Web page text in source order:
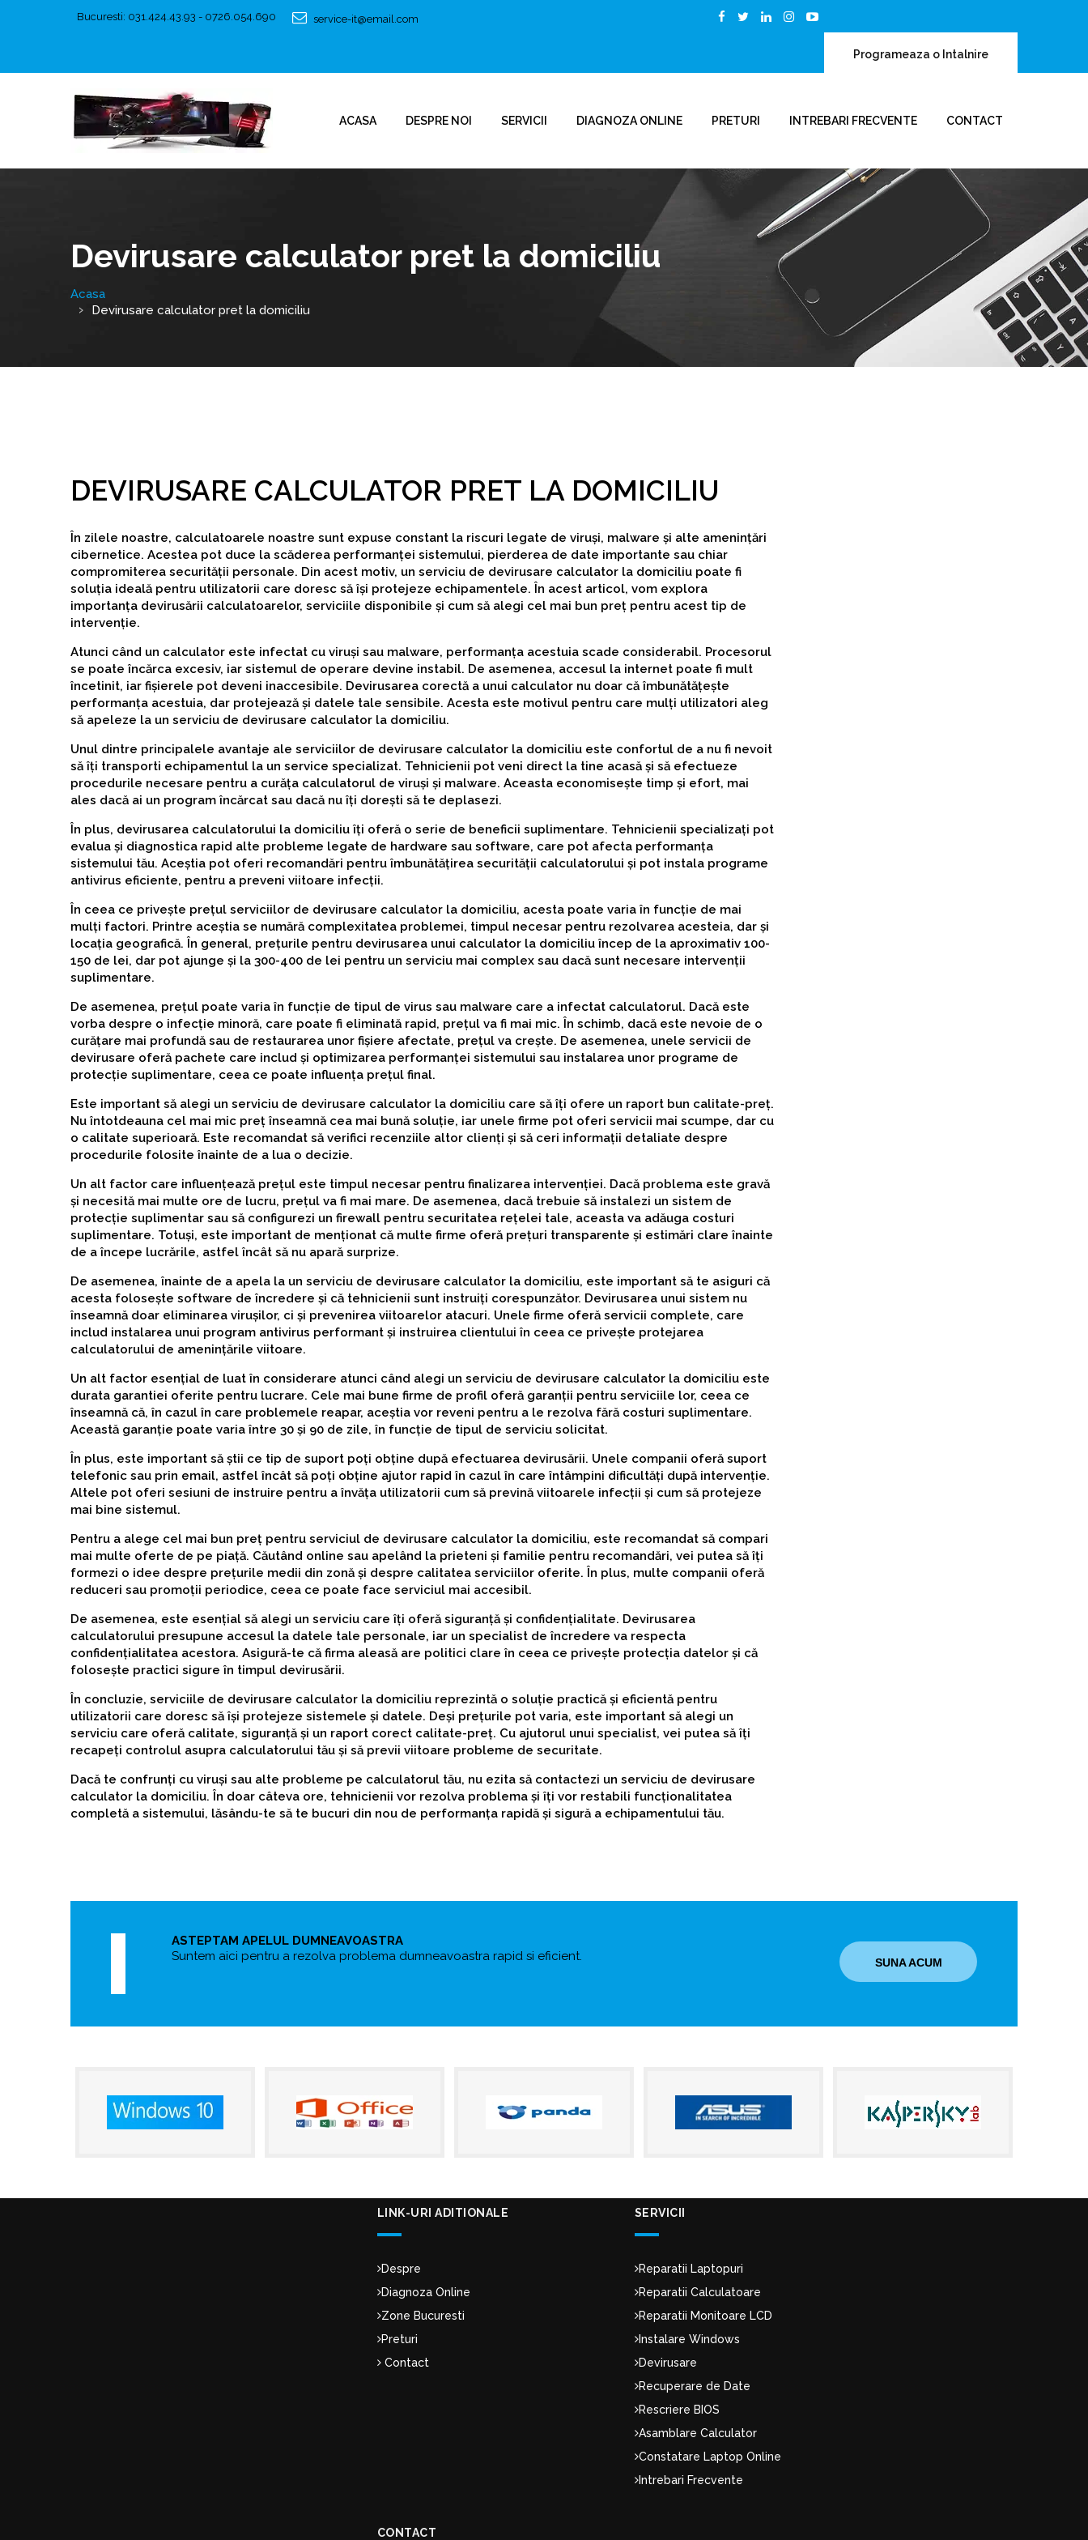
Bucuresti: 031.424.43.93 - 0726.054.690 service-it@email.com
Programeaza o Intalnire
ACASA DESPRE NOI SERVICII DIAGNOZA ONLINE PRETURI INTREBARI FRECVENTE CONTACT
Devirusare calculator pret la domiciliu
Acasa
Devirusare calculator pret la domiciliu
DEVIRUSARE CALCULATOR PRET LA DOMICILIU
În zilele noastre, calculatoarele noastre sunt expuse constant la riscuri legate de viruși, malware și alte amenințări
cibernetice. Acestea pot duce la scăderea performanței sistemului, pierderea de date importante sau chiar
compromiterea securității personale. Din acest motiv, un serviciu de devirusare calculator la domiciliu poate fi
soluția ideală pentru utilizatorii care doresc să își protejeze echipamentele. În acest articol, vom explora
importanța devirusării calculatoarelor, serviciile disponibile și cum să alegi cel mai bun preț pentru acest tip de
intervenție.
Atunci când un calculator este infectat cu viruși sau malware, performanța acestuia scade considerabil. Procesorul
se poate încărca excesiv, iar sistemul de operare devine instabil. De asemenea, accesul la internet poate fi mult
încetinit, iar fișierele pot deveni inaccesibile. Devirusarea corectă a unui calculator nu doar că îmbunătățește
performanța acestuia, dar protejează și datele tale sensibile. Acesta este motivul pentru care mulți utilizatori aleg
să apeleze la un serviciu de devirusare calculator la domiciliu.
Unul dintre principalele avantaje ale serviciilor de devirusare calculator la domiciliu este confortul de a nu fi nevoit
să îți transporti echipamentul la un service specializat. Tehnicienii pot veni direct la tine acasă și să efectueze
procedurile necesare pentru a curăța calculatorul de viruși și malware. Aceasta economisește timp și efort, mai
ales dacă ai un program încărcat sau dacă nu îți dorești să te deplasezi.
În plus, devirusarea calculatorului la domiciliu îți oferă o serie de beneficii suplimentare. Tehnicienii specializați pot
evalua și diagnostica rapid alte probleme legate de hardware sau software, care pot afecta performanța
sistemului tău. Aceștia pot oferi recomandări pentru îmbunătățirea securității calculatorului și pot instala programe
antivirus eficiente, pentru a preveni viitoare infecții.
În ceea ce privește prețul serviciilor de devirusare calculator la domiciliu, acesta poate varia în funcție de mai
mulți factori. Printre aceștia se numără complexitatea problemei, timpul necesar pentru rezolvarea acesteia, dar și
locația geografică. În general, prețurile pentru devirusarea unui calculator la domiciliu încep de la aproximativ 100-
150 de lei, dar pot ajunge și la 300-400 de lei pentru un serviciu mai complex sau dacă sunt necesare intervenții
suplimentare.
De asemenea, prețul poate varia în funcție de tipul de virus sau malware care a infectat calculatorul. Dacă este
vorba despre o infecție minoră, care poate fi eliminată rapid, prețul va fi mai mic. În schimb, dacă este nevoie de o
curățare mai profundă sau de restaurarea unor fișiere afectate, prețul va crește. De asemenea, unele servicii de
devirusare oferă pachete care includ și optimizarea performanței sistemului sau instalarea unor programe de
protecție suplimentare, ceea ce poate influența prețul final.
Este important să alegi un serviciu de devirusare calculator la domiciliu care să îți ofere un raport bun calitate-preț.
Nu întotdeauna cel mai mic preț înseamnă cea mai bună soluție, iar unele firme pot oferi servicii mai scumpe, dar cu
o calitate superioară. Este recomandat să verifici recenziile altor clienți și să ceri informații detaliate despre
procedurile folosite înainte de a lua o decizie.
Un alt factor care influențează prețul este timpul necesar pentru finalizarea intervenției. Dacă problema este gravă
și necesită mai multe ore de lucru, prețul va fi mai mare. De asemenea, dacă trebuie să instalezi un sistem de
protecție suplimentar sau să configurezi un firewall pentru securitatea rețelei tale, aceasta va adăuga costuri
suplimentare. Totuși, este important de menționat că multe firme oferă prețuri transparente și estimări clare înainte
de a începe lucrările, astfel încât să nu apară surprize.
De asemenea, înainte de a apela la un serviciu de devirusare calculator la domiciliu, este important să te asiguri că
acesta folosește software de încredere și că tehnicienii sunt instruiți corespunzător. Devirusarea unui sistem nu
înseamnă doar eliminarea virușilor, ci și prevenirea viitoarelor atacuri. Unele firme oferă servicii complete, care
includ instalarea unui program antivirus performant și instruirea clientului în ceea ce privește protejarea
calculatorului de amenințările viitoare.
Un alt factor esențial de luat în considerare atunci când alegi un serviciu de devirusare calculator la domiciliu este
durata garantiei oferite pentru lucrare. Cele mai bune firme de profil oferă garanții pentru serviciile lor, ceea ce
înseamnă că, în cazul în care problemele reapar, aceștia vor reveni pentru a le rezolva fără costuri suplimentare.
Această garanție poate varia între 30 și 90 de zile, în funcție de tipul de serviciu solicitat.
În plus, este important să știi ce tip de suport poți obține după efectuarea devirusării. Unele companii oferă suport
telefonic sau prin email, astfel încât să poți obține ajutor rapid în cazul în care întâmpini dificultăți după intervenție.
Altele pot oferi sesiuni de instruire pentru a învăța utilizatorii cum să prevină viitoarele infecții și cum să protejeze
mai bine sistemul.
Pentru a alege cel mai bun preț pentru serviciul de devirusare calculator la domiciliu, este recomandat să compari
mai multe oferte de pe piață. Căutând online sau apelând la prieteni și familie pentru recomandări, vei putea să îți
formezi o idee despre prețurile medii din zonă și despre calitatea serviciilor oferite. În plus, multe companii oferă
reduceri sau promoții periodice, ceea ce poate face serviciul mai accesibil.
De asemenea, este esențial să alegi un serviciu care îți oferă siguranță și confidențialitate. Devirusarea
calculatorului presupune accesul la datele tale personale, iar un specialist de încredere va respecta
confidențialitatea acestora. Asigură-te că firma aleasă are politici clare în ceea ce privește protecția datelor și că
folosește practici sigure în timpul devirusării.
În concluzie, serviciile de devirusare calculator la domiciliu reprezintă o soluție practică și eficientă pentru
utilizatorii care doresc să își protejeze sistemele și datele. Deși prețurile pot varia, este important să alegi un
serviciu care oferă calitate, siguranță și un raport corect calitate-preț. Cu ajutorul unui specialist, vei putea să îți
recapeți controlul asupra calculatorului tău și să previi viitoare probleme de securitate.
Dacă te confrunți cu viruși sau alte probleme pe calculatorul tău, nu ezita să contactezi un serviciu de devirusare
calculator la domiciliu. În doar câteva ore, tehnicienii vor rezolva problema și îți vor restabili funcționalitatea
completă a sistemului, lăsându-te să te bucuri din nou de performanța rapidă și sigură a echipamentului tău.
ASTEPTAM APELUL DUMNEAVOASTRA
Suntem aici pentru a rezolva problema dumneavoastra rapid si eficient.
SUNA ACUM
LINK-URI ADITIONALE
Despre
Diagnoza Online
Zone Bucuresti
Preturi
Contact
SERVICII
Reparatii Laptopuri
Reparatii Calculatoare
Reparatii Monitoare LCD
Instalare Windows
Devirusare
Recuperare de Date
Rescriere BIOS
Asamblare Calculator
Constatare Laptop Online
Intrebari Frecvente
CONTACT